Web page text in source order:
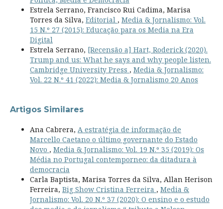
Estrela Serrano, Francisco Rui Cadima, Marisa
Torres da Silva, Editorial , Media & Jornalismo: Vol.
15 N.º 27 (2015): Educação para os Media na Era
Digital
Estrela Serrano, [Recensão a] Hart, Roderick (2020).
Trump and us: What he says and why people listen.
Cambridge University Press , Media & Jornalismo:
Vol. 22 N.º 41 (2022): Media & Jornalismo 20 Anos
Artigos Similares
Ana Cabrera, A estratégia de informação de
Marcello Caetano o último governante do Estado
Novo , Media & Jornalismo: Vol. 19 N.º 35 (2019): Os
Média no Portugal contemporneo: da ditadura à
democracia
Carla Baptista, Marisa Torres da Silva, Allan Herison
Ferreira, Big Show Cristina Ferreira , Media &
Jornalismo: Vol. 20 N.º 37 (2020): O ensino e o estudo